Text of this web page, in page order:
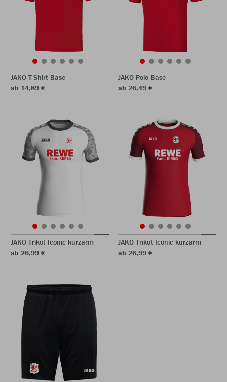
JAKO T-Shirt Base
ab 14,89 €
JAKO Polo Base
ab 26,49 €
JAKO Trikot Iconic kurzarm
ab 26,99 €
JAKO Trikot Iconic kurzarm
ab 26,99 €